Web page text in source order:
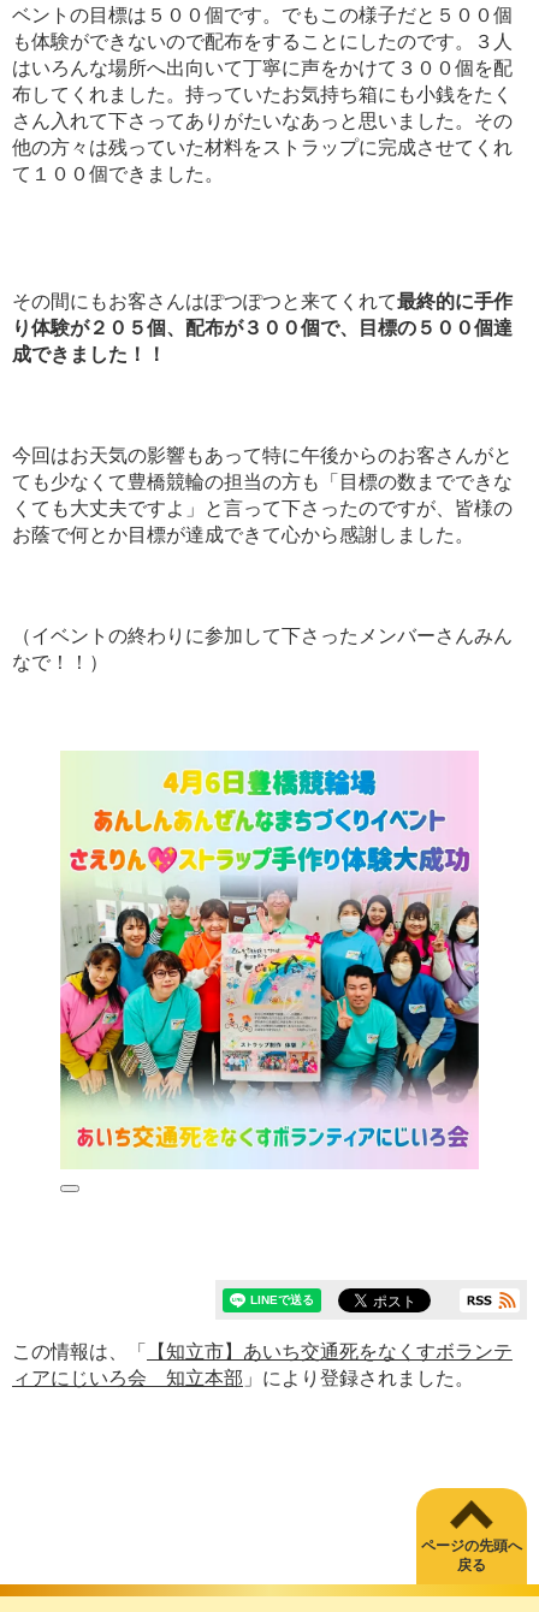
ベントの目標は５００個です。でもこの様子だと５００個
も体験ができないので配布をすることにしたのです。３人
はいろんな場所へ出向いて丁寧に声をかけて３００個を配
布してくれました。持っていたお気持ち箱にも小銭をたく
さん入れて下さってありがたいなあっと思いました。その
他の方々は残っていた材料をストラップに完成させてくれ
て１００個できました。
その間にもお客さんはぽつぽつと来てくれて最終的に手作
り体験が２０５個、配布が３００個で、目標の５００個達
成できました！！
今回はお天気の影響もあって特に午後からのお客さんがと
ても少なくて豊橋競輪の担当の方も「目標の数までできな
くても大丈夫ですよ」と言って下さったのですが、皆様の
お蔭で何とか目標が達成できて心から感謝しました。
（イベントの終わりに参加して下さったメンバーさんみん
なで！！）
この情報は、「
【知立市】あいち交通死をなくすボランテ
ィアにじいろ会 知立本部 」により登録されました。
ページの先頭へ
戻る